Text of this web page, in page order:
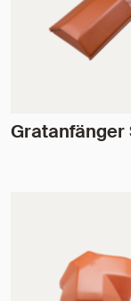
Gratanfänger